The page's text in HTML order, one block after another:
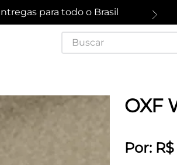
para todo o Brasil
Buscar
OXF
Por: R$